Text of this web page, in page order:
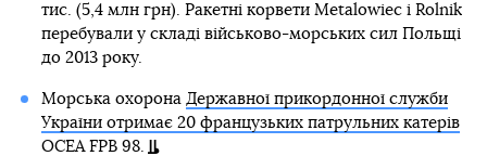
тис. (5,4 млн грн). Ракетні корвети Metalowiec і Rolnik
перебували у складі військово-морських сил Польщі
до 2013 року.
Морська охорона Державної прикордонної служби
України отримає 20 французьких патрульних катерів
OCEA FPB 98.